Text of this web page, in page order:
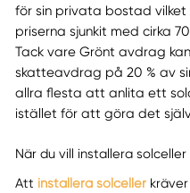
för sin privata bostad
priserna sjunkit med cirka
Tack vare Grönt avdrag
skatteavdrag på 20 % av
allra flesta att anlita ett
istället för att göra det
När du vill installera solceller
Att installera solcellerkräver